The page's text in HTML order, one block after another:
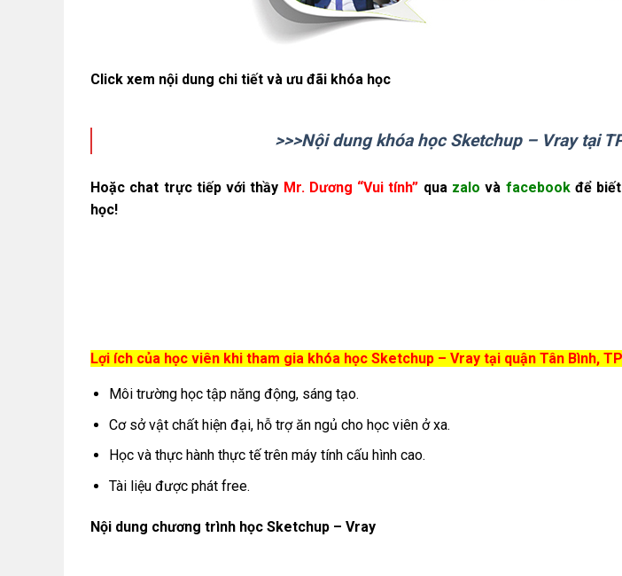
Click xem nội dung chi tiết và ưu đãi khóa học
>>>Nội dung khóa học Sketchup – Vray tại
Hoặc chat trực tiếp với thầy Mr. Dương “Vui tính” qua zalo và facebookđể biết
học!
Lợi ích của học viên khi tham gia khóa học Sketchup – Vray tại quận Tân Bình,
Môi trường học tập năng động, sáng tạo.
Cơ sở vật chất hiện đại, hỗ trợ ăn ngủ cho học viên ở xa.
Học và thực hành thực tế trên máy tính cấu hình cao.
Tài liệu được phát free.
Nội dung chương trình học Sketchup – Vray